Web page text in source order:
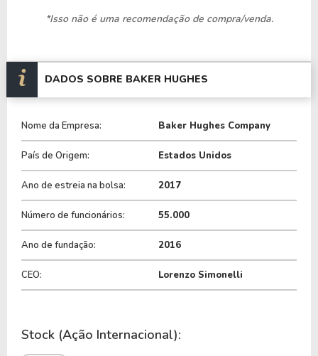
lucro no valor de R$ 3,10 Bilhões.
Quanto aos seus principais indicadores, a empresa
possui um P/L de 19,35, um P/VP de 2,98 e nos
últimos 12 meses o dividend yeld da BKR ficou em
A empresa é negociada no Brasil através do BDR
, ou pode ser adquirida no exterior através
do tickerBKR.
*Isso não é uma recomendação de compra/venda.
DADOS SOBRE BAKER HUGHES
Nome da Empresa: Baker Hughes Company
País de Origem: Estados Unidos
Ano de estreia na bolsa: 2017
Número de funcionários: 55.000
Ano de fundação: 2016
CEO: Lorenzo Simonelli
Stock (Ação Internacional):